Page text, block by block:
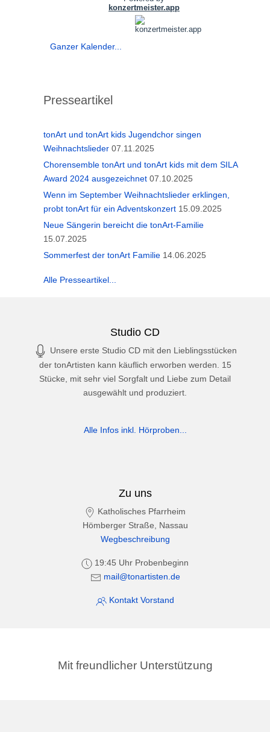
Ganzer Kalender...
Presseartikel
tonArt und tonArt kids Jugendchor singen
Weihnachtslieder 07.11.2025
Chorensemble tonArt und tonArt kids mit dem SILA
Award 2024 ausgezeichnet 07.10.2025
Wenn im September Weihnachtslieder erklingen,
probt tonArt für ein Adventskonzert 15.09.2025
Neue Sängerin bereicht die tonArt-Familie
15.07.2025
Sommerfest der tonArt Familie 14.06.2025
Alle Presseartikel...
Studio CD
Unsere erste Studio CD mit den Lieblingsstücken
der tonArtisten kann käuflich erworben werden. 15
Stücke, mit sehr viel Sorgfalt und Liebe zum Detail
ausgewählt und produziert.
Alle Infos inkl. Hörproben...
Zu uns
Katholisches Pfarrheim
Hömberger Straße, Nassau
Wegbeschreibung
19:45 Uhr Probenbeginn
mail@tonartisten.de
Kontakt Vorstand
Mit freundlicher Unterstützung